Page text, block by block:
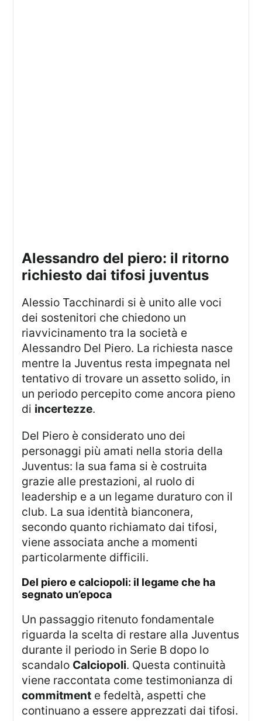
alessandro del piero: il ritorno
richiesto dai tifosi juventus
Alessio Tacchinardi si è unito alle voci
dei sostenitori che chiedono un
riavvicinamento tra la società e
Alessandro Del Piero. La richiesta nasce
mentre la Juventus resta impegnata nel
tentativo di trovare un assetto solido, in
un periodo percepito come ancora pieno
di incertezze.
Del Piero è considerato uno dei
personaggi più amati nella storia della
Juventus: la sua fama si è costruita
grazie alle prestazioni, al ruolo di
leadership e a un legame duraturo con il
club. La sua identità bianconera,
secondo quanto richiamato dai tifosi,
viene associata anche a momenti
particolarmente difficili.
del piero e calciopoli: il legame che ha
segnato un’epoca
Un passaggio ritenuto fondamentale
riguarda la scelta di restare alla Juventus
durante il periodo in Serie B dopo lo
scandalo Calciopoli. Questa continuità
viene raccontata come testimonianza di
commitment e fedeltà, aspetti che
continuano a essere apprezzati dai tifosi.